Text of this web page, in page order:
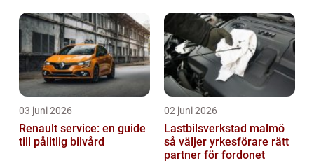
03 juni 2026
Renault service: en guide
till pålitlig bilvård
02 juni 2026
Lastbilsverkstad malmö
så väljer yrkesförare rätt
partner för fordonet